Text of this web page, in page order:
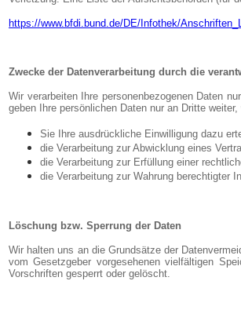
https://www.bfdi.bund.de/DE/Infothek/
Zwecke der Datenverarbeitung durch die
Wir verarbeiten Ihre personenbezogenen Daten
geben Ihre persönlichen Daten nur an Dritte weiter,
Sie Ihre ausdrückliche Einwilligung dazu
die Verarbeitung zur Abwicklung eines
die Verarbeitung zur Erfüllung einer
die Verarbeitung zur Wahrung berechtigter
Löschung bzw. Sperrung der Daten
Wir halten uns an die Grundsätze der
vom Gesetzgeber vorgesehenen vielfältigen
Vorschriften gesperrt oder gelöscht.